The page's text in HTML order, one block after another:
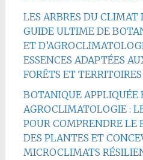
LES ARBRES DU CLIMAT
GUIDE ULTIME DE
ET
ESSENCES ADAPTÉES
FORÊTS ET
BOTANIQUE APPLIQUÉE
AGROCLIMATOLOGIE :
POUR COMPRENDRE
DES PLANTES ET
MICROCLIMATS